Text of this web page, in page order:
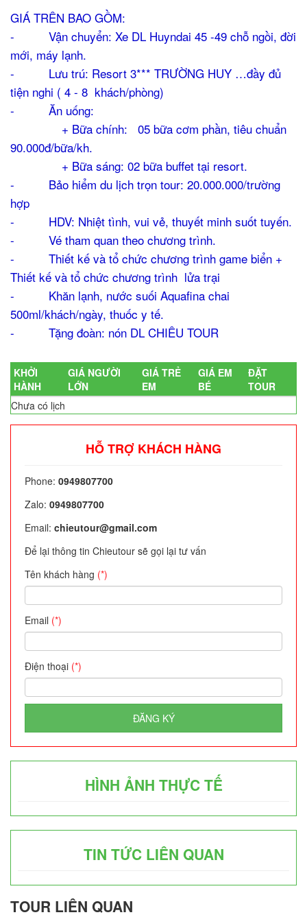
GIÁ TRÊN BAO GỒM:
- Vận chuyển: Xe DL Huyndai 45 -49 chỗ ngồi, đời
mới, máy lạnh.
- Lưu trú: Resort 3*** TRƯỜNG HUY …đầy đủ
tiện nghi ( 4 - 8 khách/phòng)
- Ăn uống:
+ Bữa chính: 05 bữa cơm phần, tiêu chuẩn
90.000đ/bữa/kh.
+ Bữa sáng: 02 bữa buffet tại resort.
- Bảo hiểm du lịch trọn tour: 20.000.000/trường
hợp
- HDV: Nhiệt tình, vui vẻ, thuyết minh suốt tuyến.
- Vé tham quan theo chương trình.
- Thiết kế và tổ chức chương trình game biển +
Thiết kế và tổ chức chương trình lửa trại
- Khăn lạnh, nước suối Aquafina chai
500ml/khách/ngày, thuốc y tế.
- Tặng đoàn: nón DL CHIÊU TOUR
KHỞI
HÀNH
GIÁ NGƯỜI
LỚN
GIÁ TRẺ
EM
GIÁ EM
BÉ
ĐẶT
TOUR
Chưa có lịch
HỖ TRỢ KHÁCH HÀNG
Phone: 0949807700
Zalo: 0949807700
Email: chieutour@gmail.com
Để lại thông tin Chieutour sẽ gọi lại tư vấn
Tên khách hàng (*)
Email (*)
Điện thoại (*)
ĐĂNG KÝ
HÌNH ẢNH THỰC TẾ
TIN TỨC LIÊN QUAN
TOUR LIÊN QUAN